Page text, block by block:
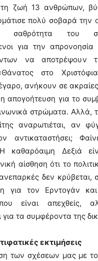
ζωή 13 ανθρώπων,
πολύ σοβαρά την
σαθρότητα του
για την απρονοησία
να αποτρέψουν
στο
ανήκουν σε
απογοήτευση για το
στρώματα. Αλλά,
αναρωτιέται, αν
αντικαταστήσει;
καθαρόαιμη Δεξιά
αίσθηση ότι το
δεν κρύβεται,
για τον Ερντογάν
είναι απεχθείς,
για τα συμφέροντα της
εκτιμήσεις
των σχέσεων μας με